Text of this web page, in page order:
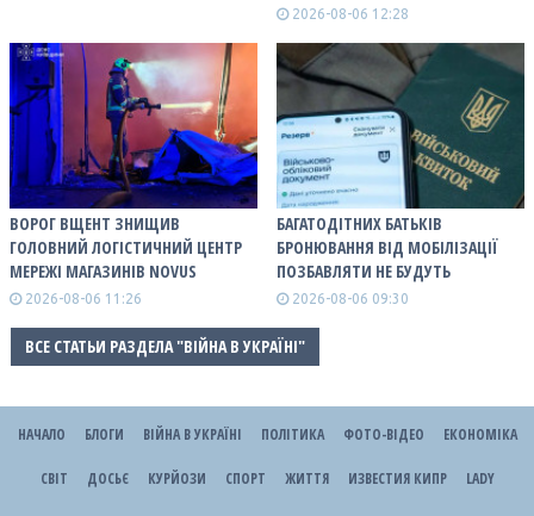
2026-08-06 12:28
ВОРОГ ВЩЕНТ ЗНИЩИВ
ГОЛОВНИЙ ЛОГІСТИЧНИЙ ЦЕНТР
МЕРЕЖІ МАГАЗИНІВ NOVUS
2026-08-06 11:26
БАГАТОДІТНИХ БАТЬКІВ
БРОНЮВАННЯ ВІД МОБІЛІЗАЦІЇ
ПОЗБАВЛЯТИ НЕ БУДУТЬ
2026-08-06 09:30
ВСЕ СТАТЬИ РАЗДЕЛА "ВІЙНА В УКРАЇНІ"
НАЧАЛО БЛОГИ ВІЙНА В УКРАЇНІ ПОЛІТИКА ФОТО-ВІДЕО ЕКОНОМІКА
СВІТ ДОСЬЄ КУРЙОЗИ СПОРТ ЖИТТЯ ИЗВЕСТИЯ КИПР LADY